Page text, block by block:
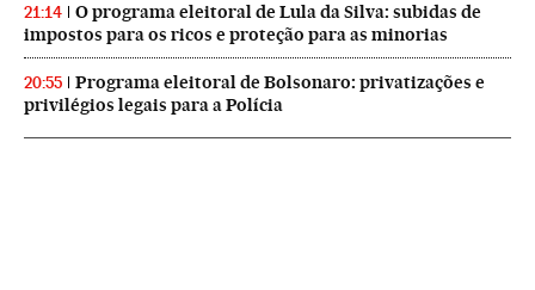
21:14
O programa eleitoral de Lula da Silva: subidas de
impostos para os ricos e proteção para as minorias
20:55
Programa eleitoral de Bolsonaro: privatizações e
privilégios legais para a Polícia